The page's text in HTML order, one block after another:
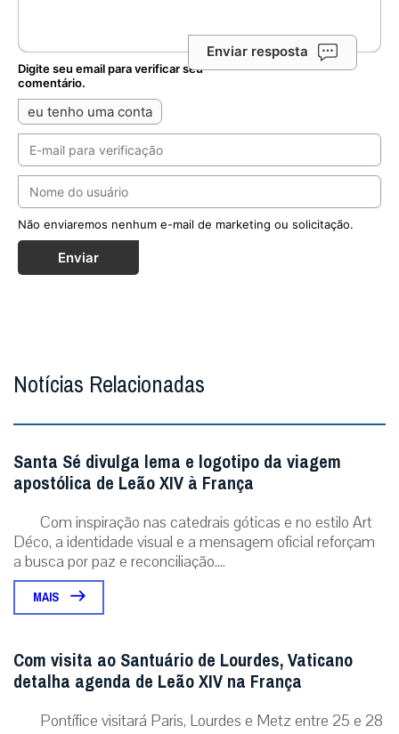
Enviar resposta
Digite seu email para verificar seu
comentário.
eu tenho uma conta
Não enviaremos nenhum e-mail de marketing ou solicitação.
Enviar
Notícias Relacionadas
Santa Sé divulga lema e logotipo da viagem
apostólica de Leão XIV à França
Com inspiração nas catedrais góticas e no estilo Art
Déco, a identidade visual e a mensagem oficial reforçam
a busca por paz e reconciliação....
MAIS
Com visita ao Santuário de Lourdes, Vaticano
detalha agenda de Leão XIV na França
Pontífice visitará Paris, Lourdes e Metz entre 25 e 28